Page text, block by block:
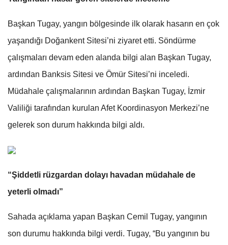
Başkan Tugay, yangın bölgesinde ilk olarak hasarın en çok
yaşandığı Doğankent Sitesi’ni ziyaret etti. Söndürme
çalışmaları devam eden alanda bilgi alan Başkan Tugay,
ardından Banksis Sitesi ve Ömür Sitesi’ni inceledi.
Müdahale çalışmalarının ardından Başkan Tugay, İzmir
Valiliği tarafından kurulan Afet Koordinasyon Merkezi’ne
gelerek son durum hakkında bilgi aldı.
“Şiddetli rüzgardan dolayı havadan müdahale de
yeterli olmadı”
Sahada açıklama yapan Başkan Cemil Tugay, yangının
son durumu hakkında bilgi verdi. Tugay, “Bu yangının bu